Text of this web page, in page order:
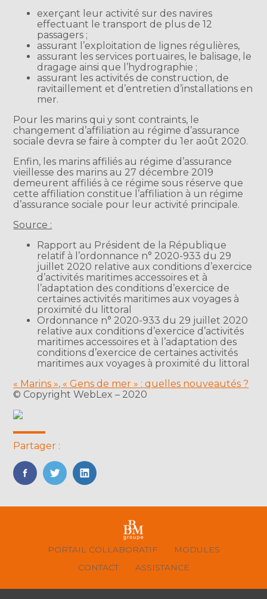
exerçant leur activité sur des navires
effectuant le transport de plus de 12
passagers ;
assurant l’exploitation de lignes régulières,
assurant les services portuaires, le balisage, le
dragage ainsi que l’hydrographie ;
assurant les activités de construction, de
ravitaillement et d’entretien d’installations en
mer.
Pour les marins qui y sont contraints, le
changement d’affiliation au régime d’assurance
sociale devra se faire à compter du 1er août 2020.
Enfin, les marins affiliés au régime d’assurance
vieillesse des marins au 27 décembre 2019
demeurent affiliés à ce régime sous réserve que
cette affiliation constitue l’affiliation à un régime
d’assurance sociale pour leur activité principale.
Source :
Rapport au Président de la République
relatif à l’ordonnance n° 2020-933 du 29
juillet 2020 relative aux conditions d’exercice
d’activités maritimes accessoires et à
l’adaptation des conditions d’exercice de
certaines activités maritimes aux voyages à
proximité du littoral
Ordonnance n° 2020-933 du 29 juillet 2020
relative aux conditions d’exercice d’activités
maritimes accessoires et à l’adaptation des
conditions d’exercice de certaines activités
maritimes aux voyages à proximité du littoral
« Marins », « Gens de mer » : quelles nouveautés ?
© Copyright WebLex – 2020
Partager :
FaceBook
TwitterLinkedIn
FooterPORTAIL COLLABORATIF
MODULES
CONTACT
ASSISTANCE